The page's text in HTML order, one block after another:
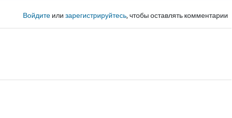
Войдитеили зарегистрируйтесь, чтобы оставлять комментарии